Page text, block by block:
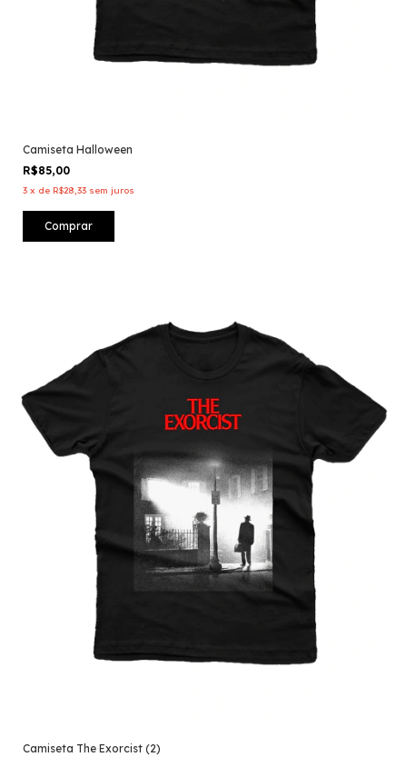
Camiseta Halloween
R$85,00
3 x de R$28,33 sem juros
Comprar
Camiseta The Exorcist (2)